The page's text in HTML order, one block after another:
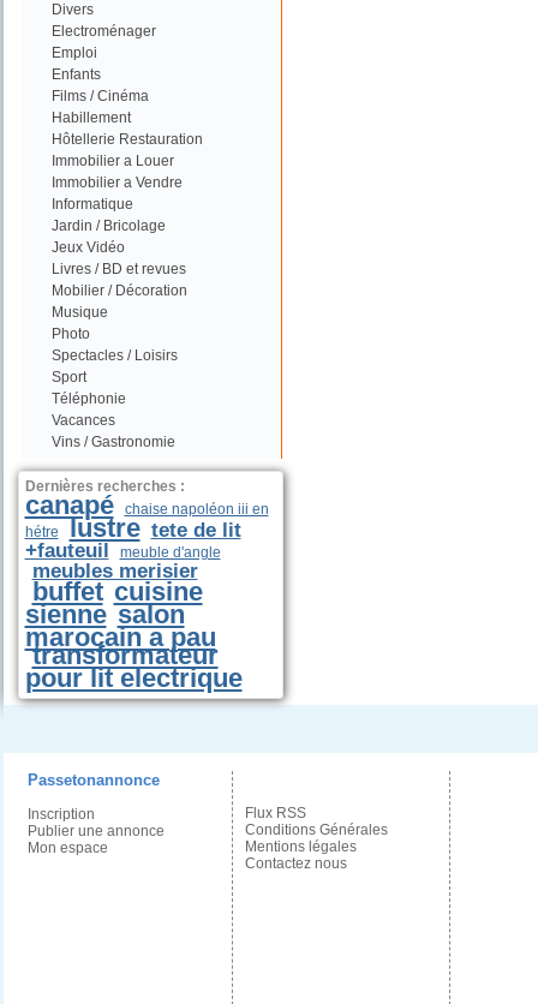
Divers
Electroménager
Emploi
Enfants
Films / Cinéma
Habillement
Hôtellerie Restauration
Immobilier a Louer
Immobilier a Vendre
Informatique
Jardin / Bricolage
Jeux Vidéo
Livres / BD et revues
Mobilier / Décoration
Musique
Photo
Spectacles / Loisirs
Sport
Téléphonie
Vacances
Vins / Gastronomie
Dernières recherches :
canapé
chaise napoléon iii en
hétre
lustre tete de lit
+fauteuil
meuble d'angle
meubles merisier
buffet cuisine
sienne salon
marocain a pau
transformateur
pour lit electrique
Passetonannonce
Inscription
Publier une annonce
Mon espace
Flux RSS
Conditions Générales
Mentions légales
Contactez nous